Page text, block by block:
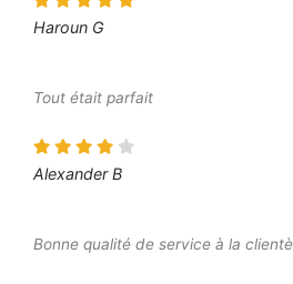
Haroun G
Tout était parfait
Alexander B
Bonne qualité de service à la